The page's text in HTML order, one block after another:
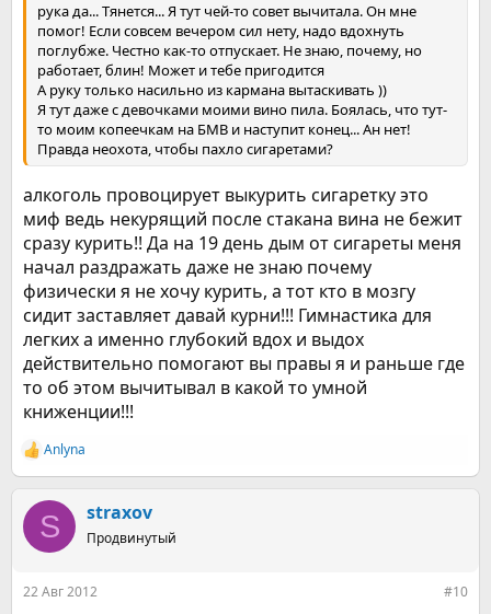
рука да... Тянется... Я тут чей-то совет вычитала. Он мне
помог! Если совсем вечером сил нету, надо вдохнуть
поглубже. Честно как-то отпускает. Не знаю, почему, но
работает, блин! Может и тебе пригодится
А руку только насильно из кармана вытаскивать ))
Я тут даже с девочками моими вино пила. Боялась, что тут-
то моим копеечкам на БМВ и наступит конец... Ан нет!
Правда неохота, чтобы пахло сигаретами?
алкоголь провоцирует выкурить сигаретку это
миф ведь некурящий после стакана вина не бежит
сразу курить!! Да на 19 день дым от сигареты меня
начал раздражать даже не знаю почему
физически я не хочу курить, а тот кто в мозгу
сидит заставляет давай курни!!! Гимнастика для
легких а именно глубокий вдох и выдох
действительно помогают вы правы я и раньше где
то об этом вычитывал в какой то умной
книженции!!!
Р
е
к
ц
и
Anlyna
S straxov
Продвинутый
22 Авг 2012 #10